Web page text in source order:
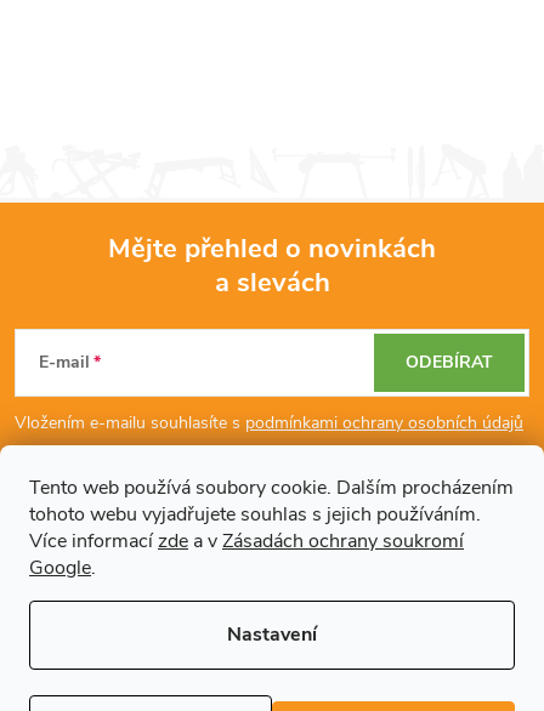
Tento web používá soubory cookie. Dalším procházením
tohoto webu vyjadřujete souhlas s jejich používáním.
Více informacízde a vZásadách ochrany soukromí
Google.
Nastavení
p
Mějte přehled o novinkách
a slevách
E-mail
Vložením e-mailu souhlasíte s podmínkami ochrany osobních údajů
ODEBÍRAT
Dodatečné informace
cookies